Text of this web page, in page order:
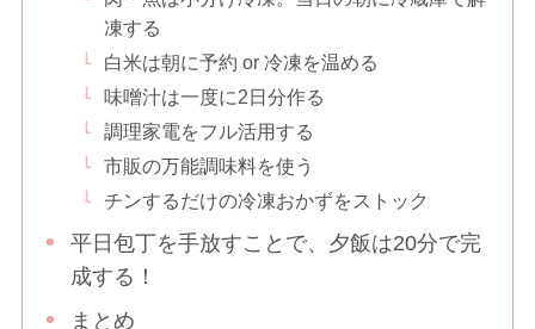
凍する
白米は朝に予約 or 冷凍を温める
味噌汁は一度に2日分作る
調理家電をフル活用する
市販の万能調味料を使う
チンするだけの冷凍おかずをストック
平日包丁を手放すことで、夕飯は20分で完
成する！
まとめ